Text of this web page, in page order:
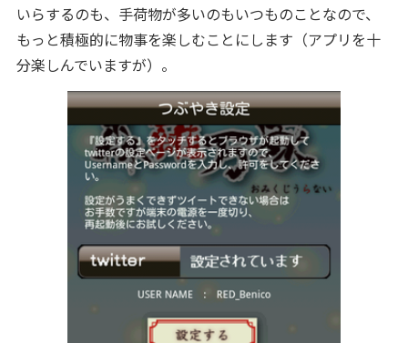
いらするのも、手荷物が多いのもいつものことなので、
もっと積極的に物事を楽しむことにします（アプリを十
分楽しんでいますが）。